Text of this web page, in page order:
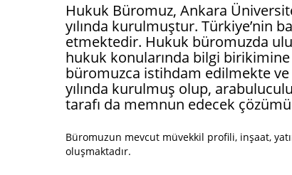
Hukuk Büromuz, Ankara
yılında kurulmuştur. Türkiye’nin
etmektedir. Hukuk büromuzda
hukuk konularında bilgi
büromuzca istihdam edilmekte
yılında kurulmuş olup,
tarafı da memnun edecek
Büromuzun mevcut müvekkil profili, inşaat,
oluşmaktadır.